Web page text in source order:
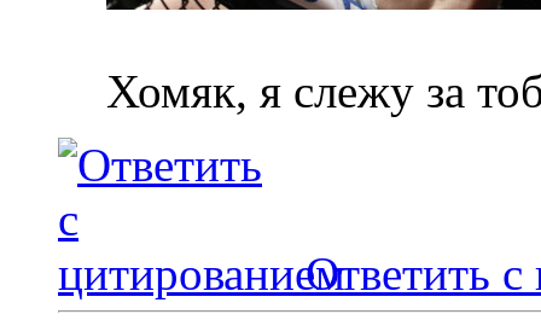
Хомяк, я слежу за
Ответить с